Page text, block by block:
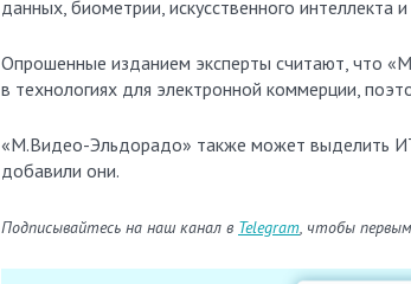
данных, биометрии, искусственного интеллекта
Опрошенные изданием эксперты считают, что
в технологиях для электронной коммерции,
«М.Видео-Эльдорадо» также может выделить
добавили они.
Подписывайтесь на наш канал в Telegram, чтобы